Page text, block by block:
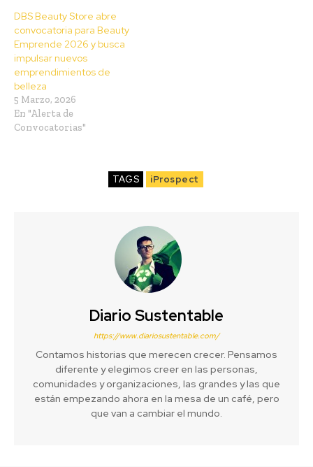
DBS Beauty Store abre
convocatoria para Beauty
Emprende 2026 y busca
impulsar nuevos
emprendimientos de
belleza
5 Marzo, 2026
En "Alerta de
Convocatorias"
TAGS iProspect
Diario Sustentable
https://www.diariosustentable.com/
Contamos historias que merecen crecer. Pensamos
diferente y elegimos creer en las personas,
comunidades y organizaciones, las grandes y las que
están empezando ahora en la mesa de un café, pero
que van a cambiar el mundo.